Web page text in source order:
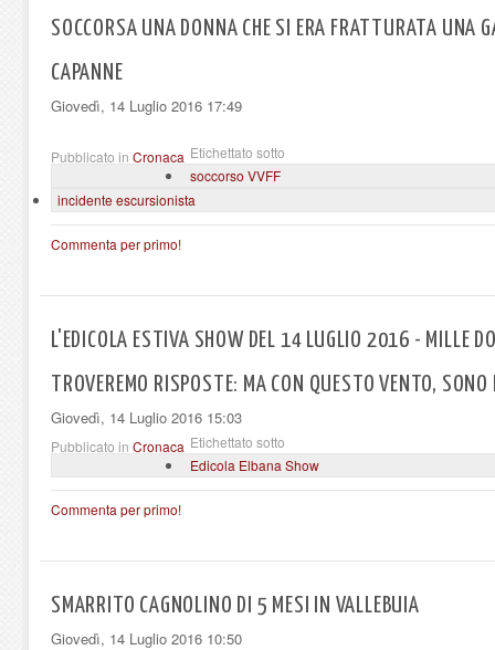
SOCCORSA UNA DONNA CHE SI ERA FRATTURATA UNA
CAPANNE
Giovedì, 14 Luglio 2016 17:49
Pubblicato in Cronaca Etichettato sotto
soccorso VVFF
incidente escursionista
Commenta per primo!
L'EDICOLA ESTIVA SHOW DEL 14 LUGLIO 2016 - MILLE
TROVEREMO RISPOSTE: MA CON QUESTO VENTO,
Giovedì, 14 Luglio 2016 15:03
Pubblicato in Cronaca Etichettato sotto
Edicola Elbana Show
Commenta per primo!
SMARRITO CAGNOLINO DI 5 MESI IN VALLEBUIA
Giovedì, 14 Luglio 2016 10:50